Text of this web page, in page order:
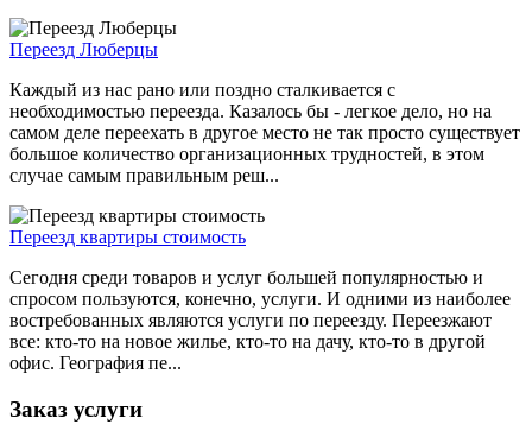
Переезд Люберцы
Каждый из нас рано или поздно сталкивается с
необходимостью переезда. Казалось бы - легкое дело, но на
самом деле переехать в другое место не так просто существует
большое количество организационных трудностей, в этом
случае самым правильным реш...
Переезд квартиры стоимость
Сегодня среди товаров и услуг большей популярностью и
спросом пользуются, конечно, услуги. И одними из наиболее
востребованных являются услуги по переезду. Переезжают
все: кто-то на новое жилье, кто-то на дачу, кто-то в другой
офис. География пе...
Заказ услуги